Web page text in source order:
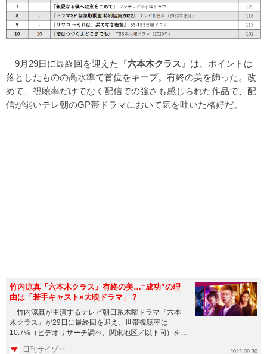
9月29日に最終回を迎えた『六本木クラス 』は、ポイントは
落としたものの高水準で首位をキープ。有終の美を飾った。改
めて、視聴率だけでなく配信での強さも感じられた作品で、配
信が弱いテレ朝のGP帯ドラマにおいて気を吐いた格好だ。
竹内涼真『六本木クラス』有終の美…“成功”の理
由は「若手キャスト×大映ドラマ」？
竹内涼真が主演するテレビ朝日系木曜ドラマ『六本
木クラス』が29日に最終回を迎え、世帯視聴率は
10.7%（ビデオリサーチ調べ、関東地区／以下同）を記
日刊サイゾー 2022.09.30